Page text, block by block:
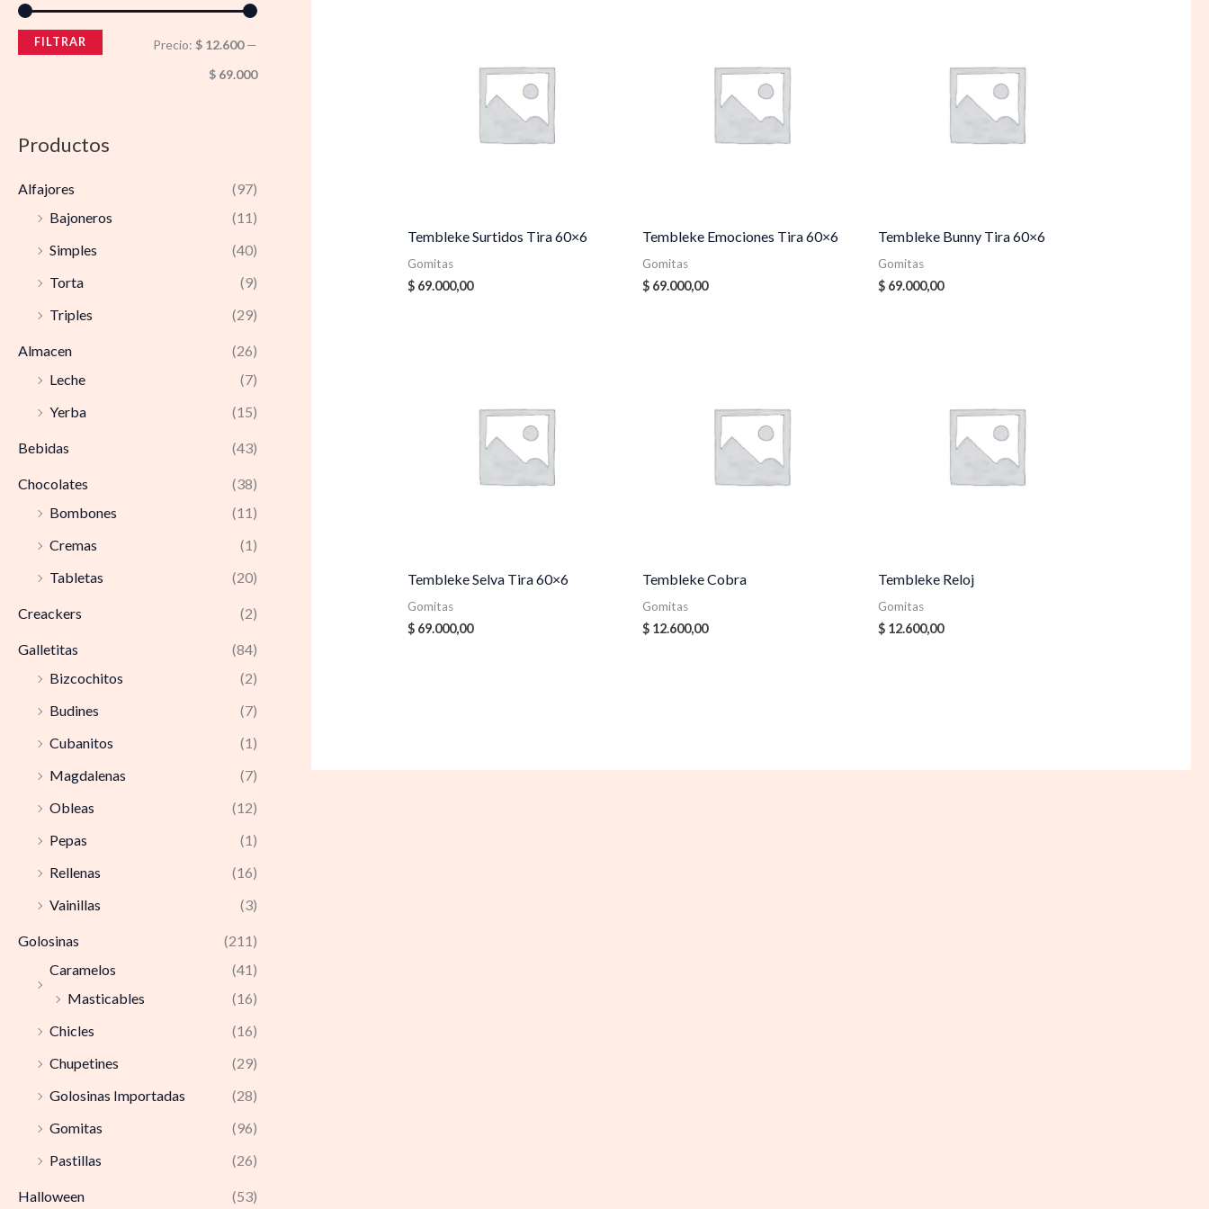
FILTRAR Precio: $ 12.600—
$ 69.000
Productos
Alfajores
(97)
Bajoneros
(11)
Simples
(40)
Torta
(9)
Triples
(29)
Almacen
(26)
Leche
(7)
Yerba
(15)
Bebidas (43)
Chocolates
(38)
Bombones
(11)
Cremas
(1)
Tabletas
(20)
Creackers (2)
Galletitas
(84)
Bizcochitos
(2)
Budines
(7)
Cubanitos
(1)
Magdalenas
(7)
Obleas
(12)
Pepas
(1)
Rellenas
(16)
Vainillas
(3)
Golosinas
(211)
Caramelos
(41)
Masticables
(16)
Chicles
(16)
Chupetines
(29)
Golosinas Importadas
(28)
Gomitas
(96)
Pastillas
(26)
Halloween (53)
Tembleke Surtidos Tira 60×6
Gomitas
$69.000,00
Tembleke Emociones Tira 60×6
Gomitas
$ 69.000,00
Tembleke Bunny Tira 60×6
Gomitas
$69.000,00
Tembleke Selva Tira 60×6
Gomitas
$69.000,00
Tembleke Cobra
Gomitas
$ 12.600,00
Tembleke Reloj
Gomitas
$12.600,00